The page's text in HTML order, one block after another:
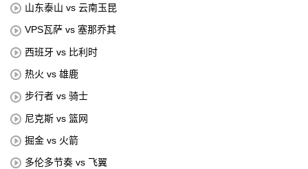
山东泰山 vs 云南玉昆
VPS瓦萨 vs 塞那乔其
西班牙 vs 比利时
热火 vs 雄鹿
步行者 vs 骑士
尼克斯 vs 篮网
掘金 vs 火箭
多伦多节奏 vs 飞翼